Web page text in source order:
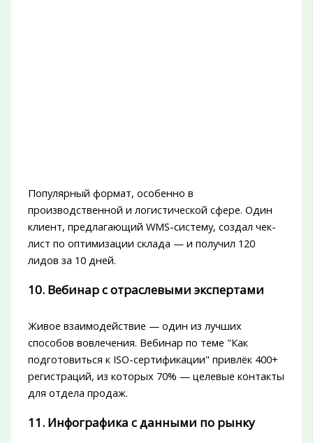
Популярный формат, особенно в
производственной и логистической сфере. Один
клиент, предлагающий WMS-систему, создал чек-
лист по оптимизации склада — и получил 120
лидов за 10 дней.
10. Вебинар с отраслевыми экспертами
Живое взаимодействие — один из лучших
способов вовлечения. Вебинар по теме "Как
подготовиться к ISO-сертификации" привлёк 400+
регистраций, из которых 70% — целевые контакты
для отдела продаж.
11. Инфографика с данными по рынку